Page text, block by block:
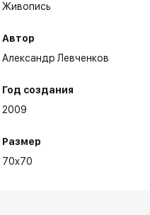
Живопись
Автор
Александр Левченков
Год создания
2009
Размер
70x70